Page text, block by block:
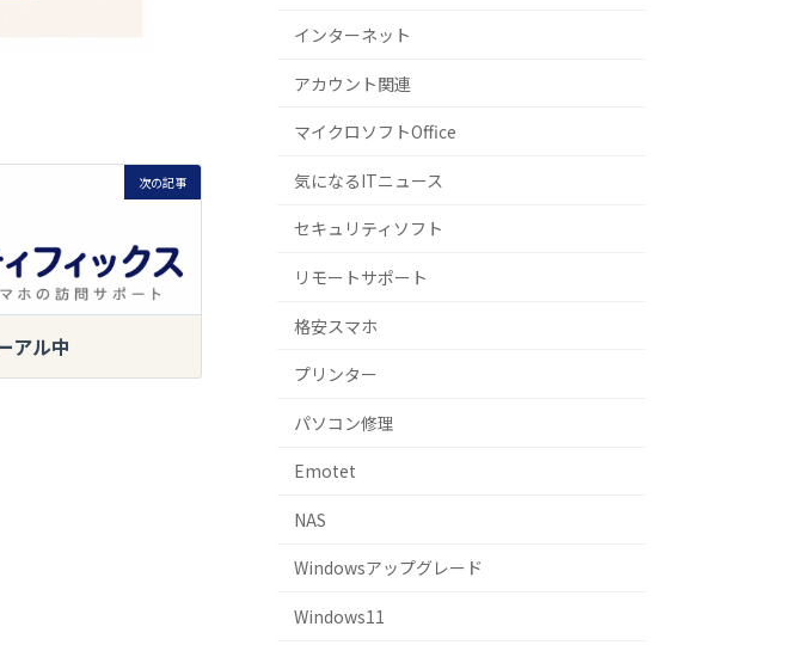
次の記事
アル中
インターネット
アカウント関連
マイクロソフトOffice
気になるITニュース
セキュリティソフト
リモートサポート
格安スマホ
プリンター
パソコン修理
Emotet
NAS
Windowsアップグレード
Windows11